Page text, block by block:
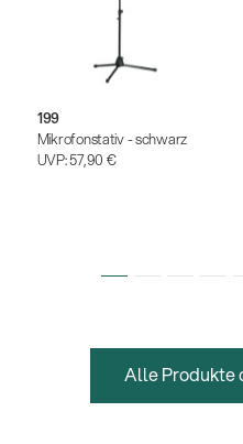
199
Mikrofonstativ - schwarz
UVP:57,90 €
Alle Produkte